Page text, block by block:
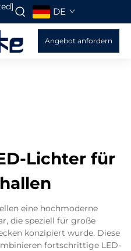
DE
Angebot anfordern
Lichter für
eine hochmoderne
die speziell für große
konzipiert wurde. Diese
fortschrittige LED-